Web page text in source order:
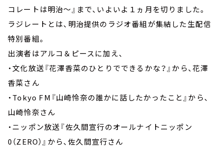
コレートは明治～』まで、いよいよ１ヵ月を切りました。
ラジレートとは、明治提供のラジオ番組が集結した生配信
特別番組。
出演者はアルコ＆ピースに加え、
・文化放送『花澤香菜のひとりでできるかな？』から、花澤
香菜さん
・Tokyo FM『山崎怜奈の誰かに話したかったこと』から、
山崎怜奈さん
・ニッポン放送『佐久間宣行のオールナイトニッポン
0（ZERO）』から、佐久間宣行さん